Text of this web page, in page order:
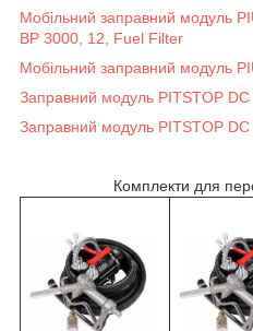
Мобільний заправний модуль
BP 3000, 12, Fuel Filter
Мобільний заправний модуль
Заправний модуль PITSTOP DC
Заправний модуль PITSTOP DC
Комплекти для